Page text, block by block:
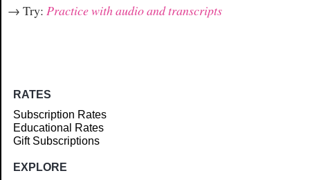
→ Try: Practice with audio and transcripts
RATES
Subscription Rates
Educational Rates
Gift Subscriptions
EXPLORE